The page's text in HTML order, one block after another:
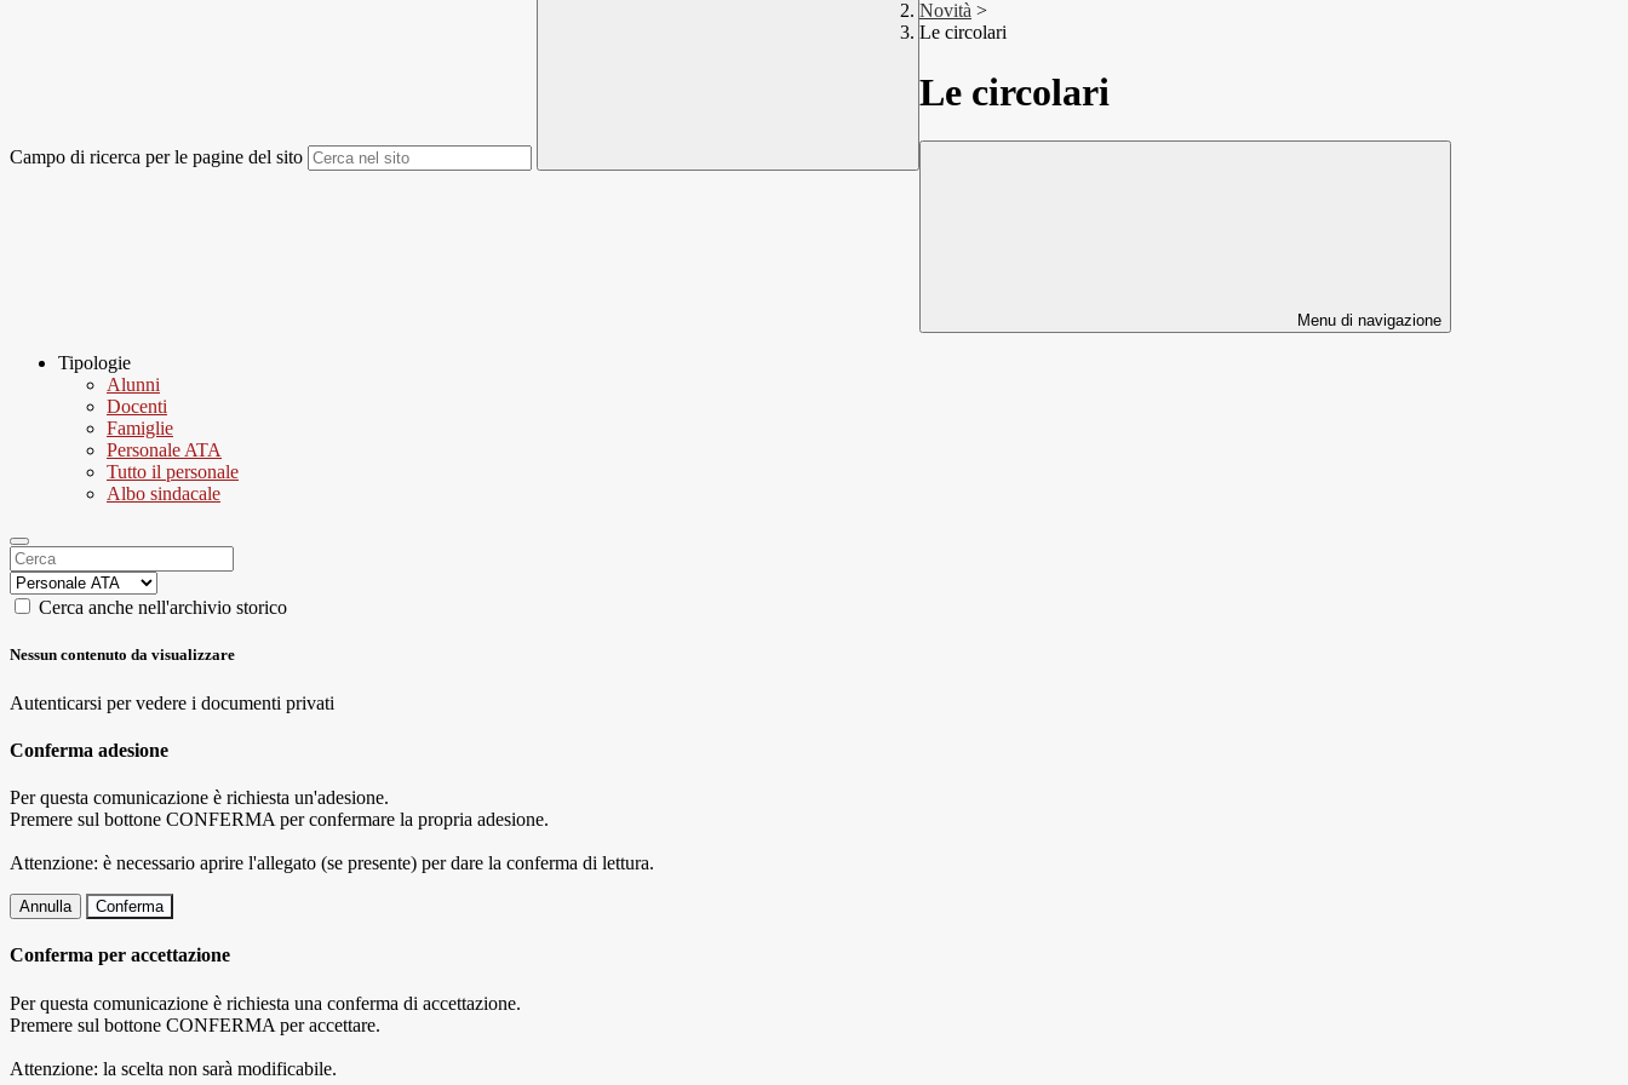
Campo di ricerca per le pagine del sito
Novità >
Le circolari
Le circolari
Menu di navigazione
Tipologie
Alunni
Docenti
Famiglie
Personale ATA
Tutto il personale
Albo sindacale
Cerca anche nell'archivio storico
Nessun contenuto da visualizzare
Autenticarsi per vedere i documenti privati
Conferma adesione
Per questa comunicazione è richiesta un'adesione.
Premere sul bottone CONFERMA per confermare la propria adesione.
Attenzione: è necessario aprire l'allegato (se presente) per dare la conferma di lettura.
Annulla Conferma
Conferma per accettazione
Per questa comunicazione è richiesta una conferma di accettazione.
Premere sul bottone CONFERMA per accettare.
Attenzione: la scelta non sarà modificabile.